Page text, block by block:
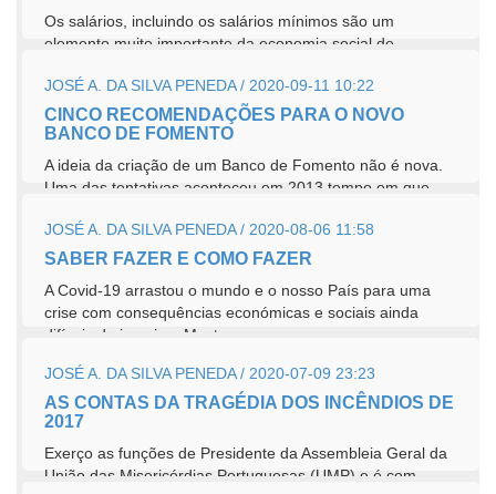
Os salários, incluindo os salários mínimos são um
elemento muito importante da economia social de
JOSÉ A. DA SILVA PENEDA / 2020-09-11 10:22
CINCO RECOMENDAÇÕES PARA O NOVO
BANCO DE FOMENTO
A ideia da criação de um Banco de Fomento não é nova.
Uma das tentativas aconteceu em 2013 tempo em que
JOSÉ A. DA SILVA PENEDA / 2020-08-06 11:58
SABER FAZER E COMO FAZER
A Covid-19 arrastou o mundo e o nosso País para uma
crise com consequências económicas e sociais ainda
difíceis de imaginar.Mostra a...
JOSÉ A. DA SILVA PENEDA / 2020-07-09 23:23
AS CONTAS DA TRAGÉDIA DOS INCÊNDIOS DE
2017
Exerço as funções de Presidente da Assembleia Geral da
União das Misericórdias Portuguesas (UMP) e é com...